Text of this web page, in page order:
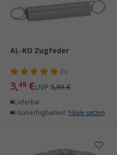
AL-KO Zugfeder
(1)
3,49 €UVP 5,99 €
Lieferbar
Filialverfügbarkeit: Filiale setzen